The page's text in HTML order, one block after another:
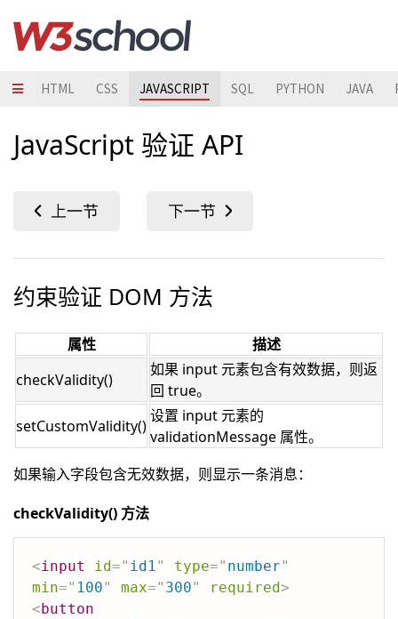
HTML CSS JAVASCRIPT SQL PYTHON JAVA
JavaScript 验证 API
约束验证 DOM 方法
属性
描述
checkValidity()
如果 input 元素包含有效数据，则返
回 true。
setCustomValidity()
设置 input 元素的
validationMessage 属性。
如果输入字段包含无效数据，则显示一条消息：
checkValidity() 方法
<input id=" id1" type=" number"
min=" 100" max=" 300" required>
<button